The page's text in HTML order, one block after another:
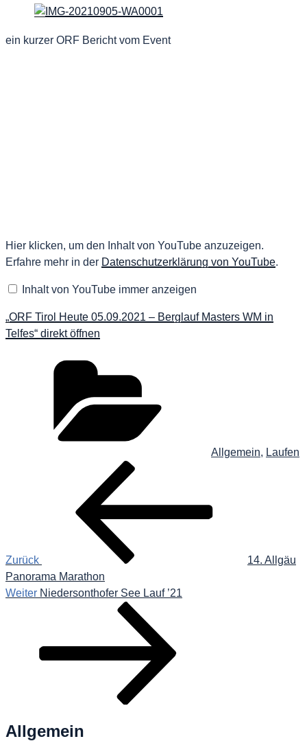
ein kurzer ORF Bericht vom Event
„ORF
Tirol
Heute
–
Berglauf
WM
in
Telfes“
Hier klicken, um den Inhalt von YouTube anzuzeigen.
Erfahre mehr in der Datenschutzerklärung von YouTube.
Inhalt von YouTube immer anzeigen
„ORF Tirol Heute 05.09.2021 – Berglauf Masters WM in
Telfes“ direkt öffnen
Allgemein, Laufen
Beitragsnavigation
Zurück
14. Allgäu
Panorama Marathon
Nächster
Weiter Niedersonthofer See Lauf ’21
Allgemein